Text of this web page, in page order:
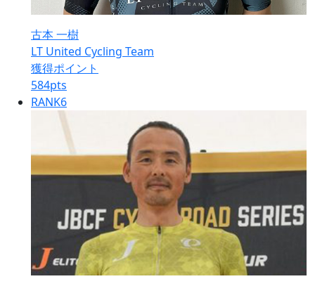
古本 一樹
LT United Cycling Team
獲得ポイント
584pts
RANK6